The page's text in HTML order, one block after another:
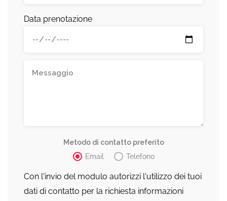
Data prenotazione
Metodo di contatto preferito
Email
Telefono
Con l'invio del modulo autorizzi l'utilizzo dei tuoi
dati di contatto per la richiesta informazioni